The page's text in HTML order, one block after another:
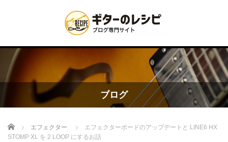
ブログ
Home エフェクター
エフェクターボードのアップデートと LINE6 HX
STOMP XL を 2 LOOP にするお話